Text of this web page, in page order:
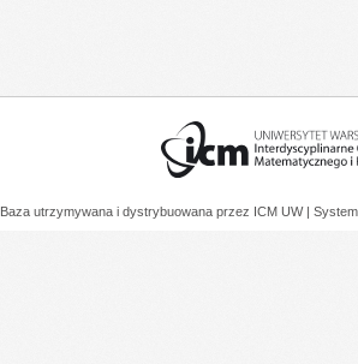
Baza utrzymywana i dystrybuowana przez ICM UW |